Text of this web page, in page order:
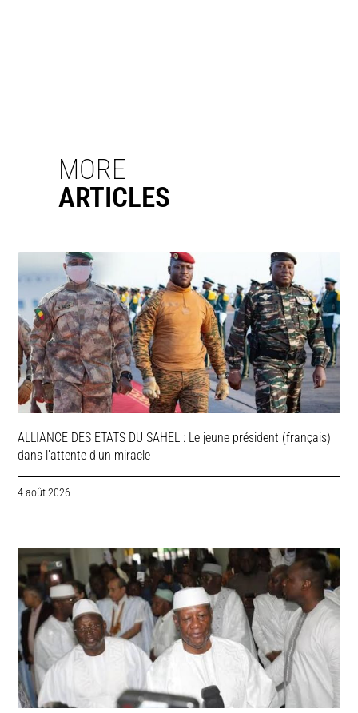
MORE
ARTICLES
ALLIANCE DES ETATS DU SAHEL : Le jeune président (français)
dans l’attente d’un miracle
4 août 2026